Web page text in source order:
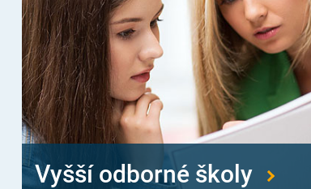
Vyšší odborné školy